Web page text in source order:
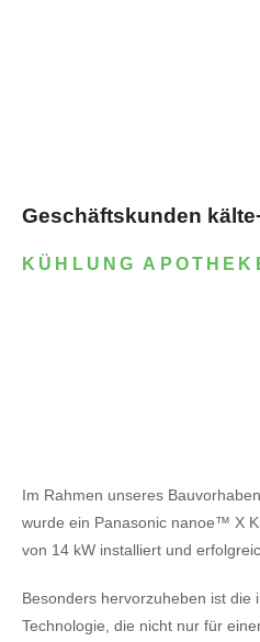
Geschäftskunden
KÜHLUNG
Im Rahmen unseres
wurde ein Panasonic nanoe™ X
von 14 kW installiert und
Besonders hervorzuheben ist
Technologie, die nicht nur für